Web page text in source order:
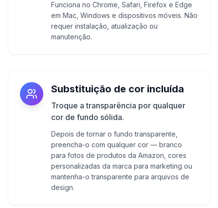
Funciona no Chrome, Safari, Firefox e Edge
em Mac, Windows e dispositivos móveis. Não
requer instalação, atualização ou
manutenção.
Substituição de cor incluída
Troque a transparência por qualquer
cor de fundo sólida.
Depois de tornar o fundo transparente,
preencha-o com qualquer cor — branco
para fotos de produtos da Amazon, cores
personalizadas da marca para marketing ou
mantenha-o transparente para arquivos de
design.